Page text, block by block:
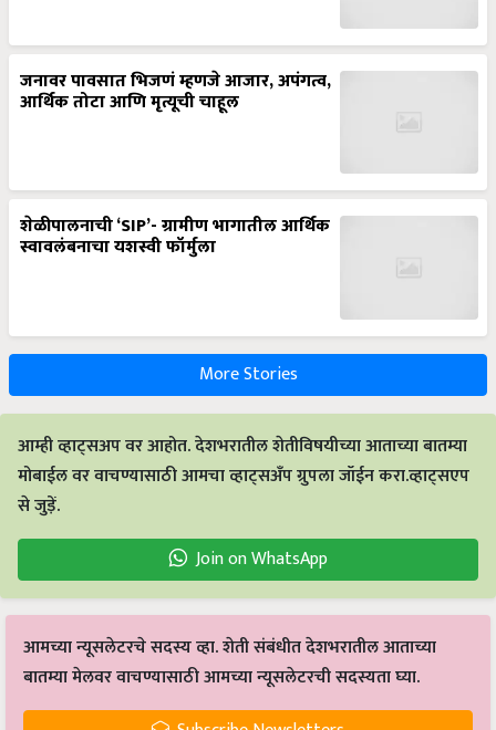
जनावर पावसात भिजणं म्हणजे आजार, अपंगत्व,
आर्थिक तोटा आणि मृत्यूची चाहूल
शेळीपालनाची ‘SIP’- ग्रामीण भागातील आर्थिक
स्वावलंबनाचा यशस्वी फॉर्मुला
More Stories
आम्ही व्हाट्सअप वर आहोत. देशभरातील शेतीविषयीच्या आताच्या बातम्या
मोबाईल वर वाचण्यासाठी आमचा व्हाट्सअँप ग्रुपला जॉईन करा.व्हाट्सएप
से जुड़ें.
Join on WhatsApp
आमच्या न्यूसलेटरचे सदस्य व्हा. शेती संबंधीत देशभरातील आताच्या
बातम्या मेलवर वाचण्यासाठी आमच्या न्यूसलेटरची सदस्यता घ्या.